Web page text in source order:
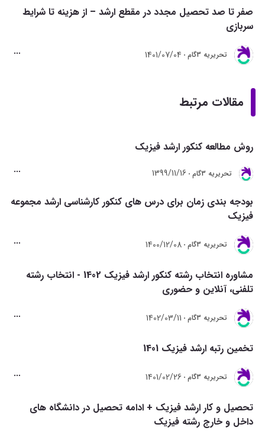
صفر تا صد تحصیل مجدد در مقطع ارشد – از هزینه تا شرایط
سربازی
تحريريه 3گام 1401/07/04
مقالات مرتبط
روش مطالعه کنکور ارشد فیزیک
تحريريه 3گام 1399/11/16
بودجه بندی زمان برای درس های کنکور کارشناسی ارشد مجموعه
فیزیک
تحريريه 3گام 1400/12/08
مشاوره انتخاب رشته کنکور ارشد فیزیک 1402 - انتخاب رشته
تلفنی، آنلاین و حضوری
تحريريه 3گام 1402/03/11
تخمین رتبه ارشد فیزیک 1401
تحريريه 3گام 1401/02/26
تحصیل و کار ارشد فیزیک + ادامه تحصیل در دانشگاه های
داخل و خارج رشته فیزیک